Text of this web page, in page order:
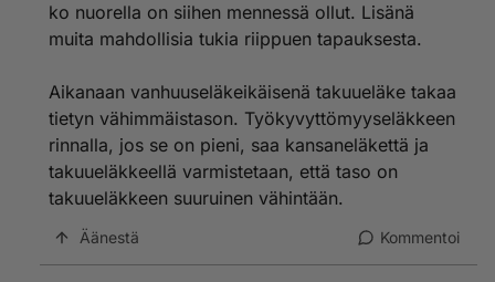
ko nuorella on siihen mennessä ollut. Lisänä
muita mahdollisia tukia riippuen tapauksesta.
Aikanaan vanhuuseläkeikäisenä takuueläke takaa
tietyn vähimmäistason. Työkyvyttömyyseläkkeen
rinnalla, jos se on pieni, saa kansaneläkettä ja
takuueläkkeellä varmistetaan, että taso on
takuueläkkeen suuruinen vähintään.
Äänestä Kommentoi